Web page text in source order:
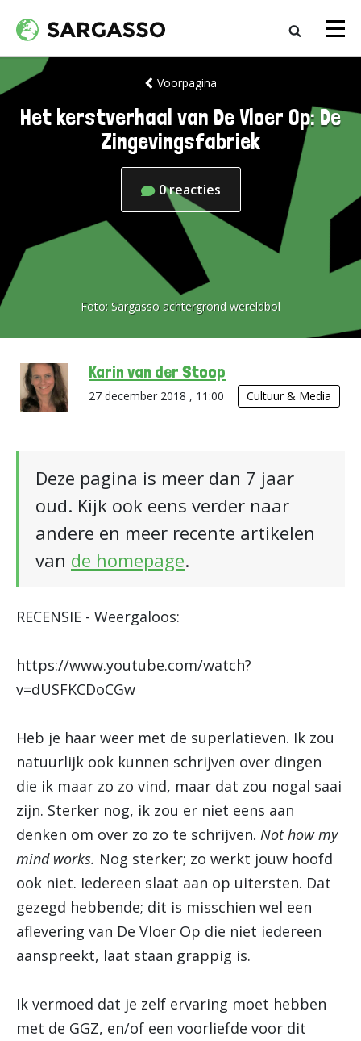
Voorpagina
Het kerstverhaal van De Vloer Op: De
Zingevingsfabriek
0reacties
Foto: Sargasso achtergrond wereldbol
Karin van der Stoop
27 december 2018 , 11:00 Cultuur & Media
Deze pagina is meer dan 7 jaar
oud. Kijk ook eens verder naar
andere en meer recente artikelen
van de homepage.
RECENSIE - Weergaloos:
https://www.youtube.com/watch?
v=dUSFKCDoCGw
Heb je haar weer met de superlatieven. Ik zou
natuurlijk ook kunnen schrijven over dingen
die ik maar zo zo vind, maar dat zou nogal saai
zijn. Sterker nog, ik zou er niet eens aan
denken om over zo zo te schrijven. Not how my
mind works. Nog sterker; zo werkt jouw hoofd
ook niet. Iedereen slaat aan op uitersten. Dat
gezegd hebbende; dit is misschien wel een
aflevering van De Vloer Op die niet iedereen
aanspreekt, laat staan grappig is.
Ik vermoed dat je zelf ervaring moet hebben
met de GGZ, en/of een voorliefde voor dit